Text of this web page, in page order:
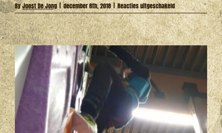
ByJoost De Jong | december 8th, 2018 | Reacties uitgeschakeldvoor
Scouts
@
Sterrenwacht
Limburg